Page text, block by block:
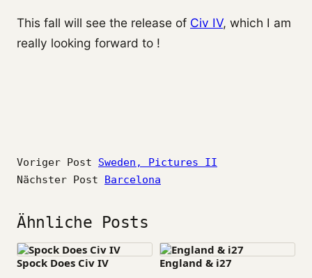
This fall will see the release of Civ IV, which I am
really looking forward to !
Voriger Post
Sweden, Pictures II
Nächster Post
Barcelona
Ähnliche Posts
Spock Does Civ IV England & i27